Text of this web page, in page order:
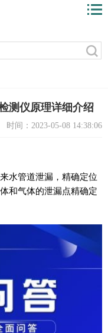
测仪原理详细介绍
时间：2023-05-08 14:38:06
水管道泄漏，精确定位
和气体的泄漏点精确定